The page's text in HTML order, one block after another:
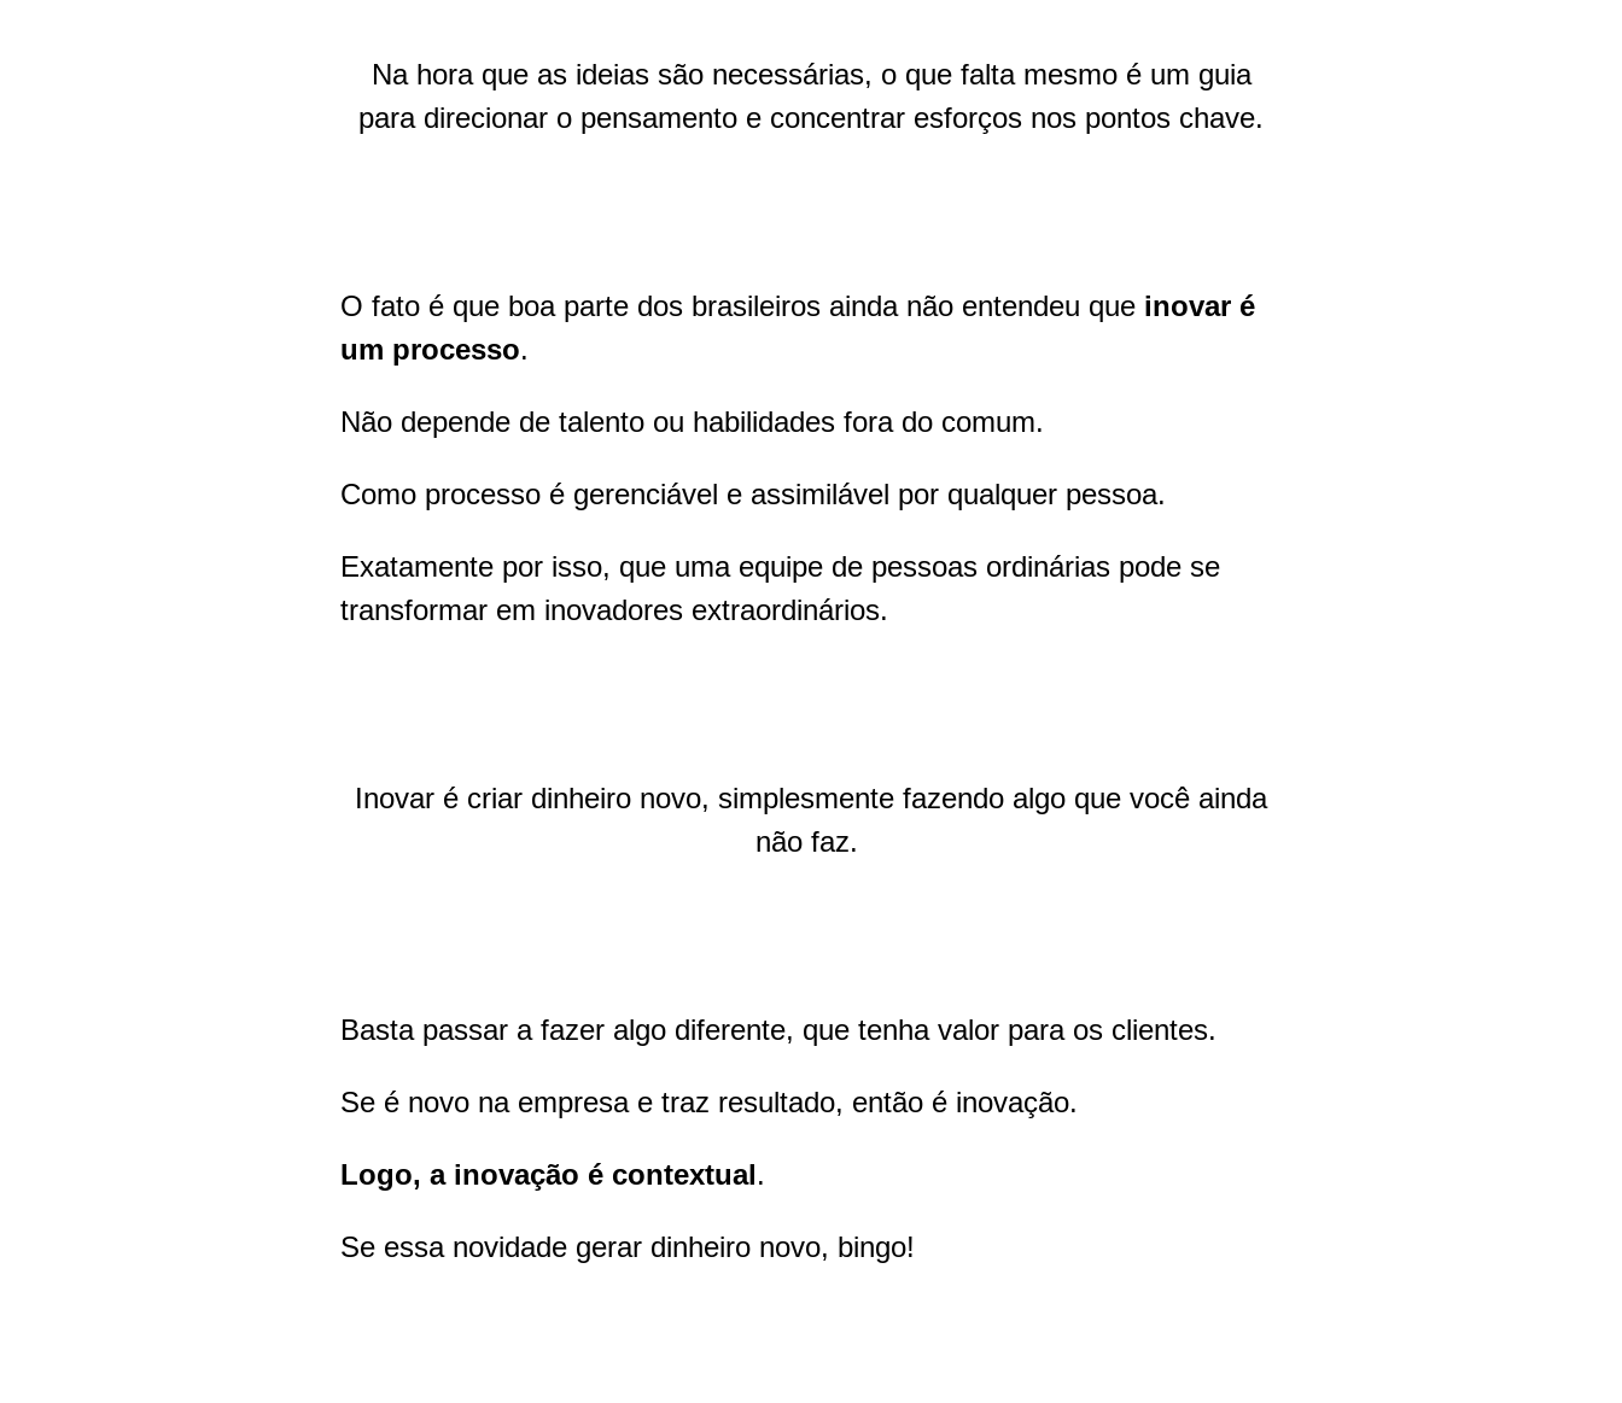
Na hora que as ideias são necessárias, o que falta mesmo é um guia
para direcionar o pensamento e concentrar esforços nos pontos chave.
O fato é que boa parte dos brasileiros ainda não entendeu que inovar é
um processo.
Não depende de talento ou habilidades fora do comum.
Como processo é gerenciável e assimilável por qualquer pessoa.
Exatamente por isso, que uma equipe de pessoas ordinárias pode se
transformar em inovadores extraordinários.
Inovar é criar dinheiro novo, simplesmente fazendo algo que você ainda
não faz.
Basta passar a fazer algo diferente, que tenha valor para os clientes.
Se é novo na empresa e traz resultado, então é inovação.
Logo, a inovação é contextual.
Se essa novidade gerar dinheiro novo, bingo!